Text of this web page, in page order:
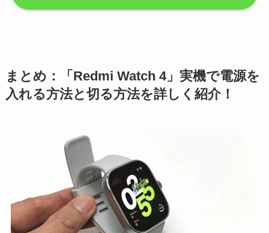
まとめ：「Redmi Watch 4」実機で電源を
入れる方法と切る方法を詳しく紹介！